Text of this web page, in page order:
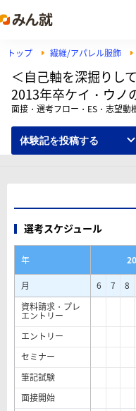
トップ 繊維/アパレル服飾
＜自己軸を深掘りし
2013年卒ケイ・ウノ
面接・選考フロー・ES・志望動
体験記を投稿する
選考スケジュール
年
月
6 7 8
資料請求・プレ
エントリー
エントリー
セミナー
筆記試験
面接開始